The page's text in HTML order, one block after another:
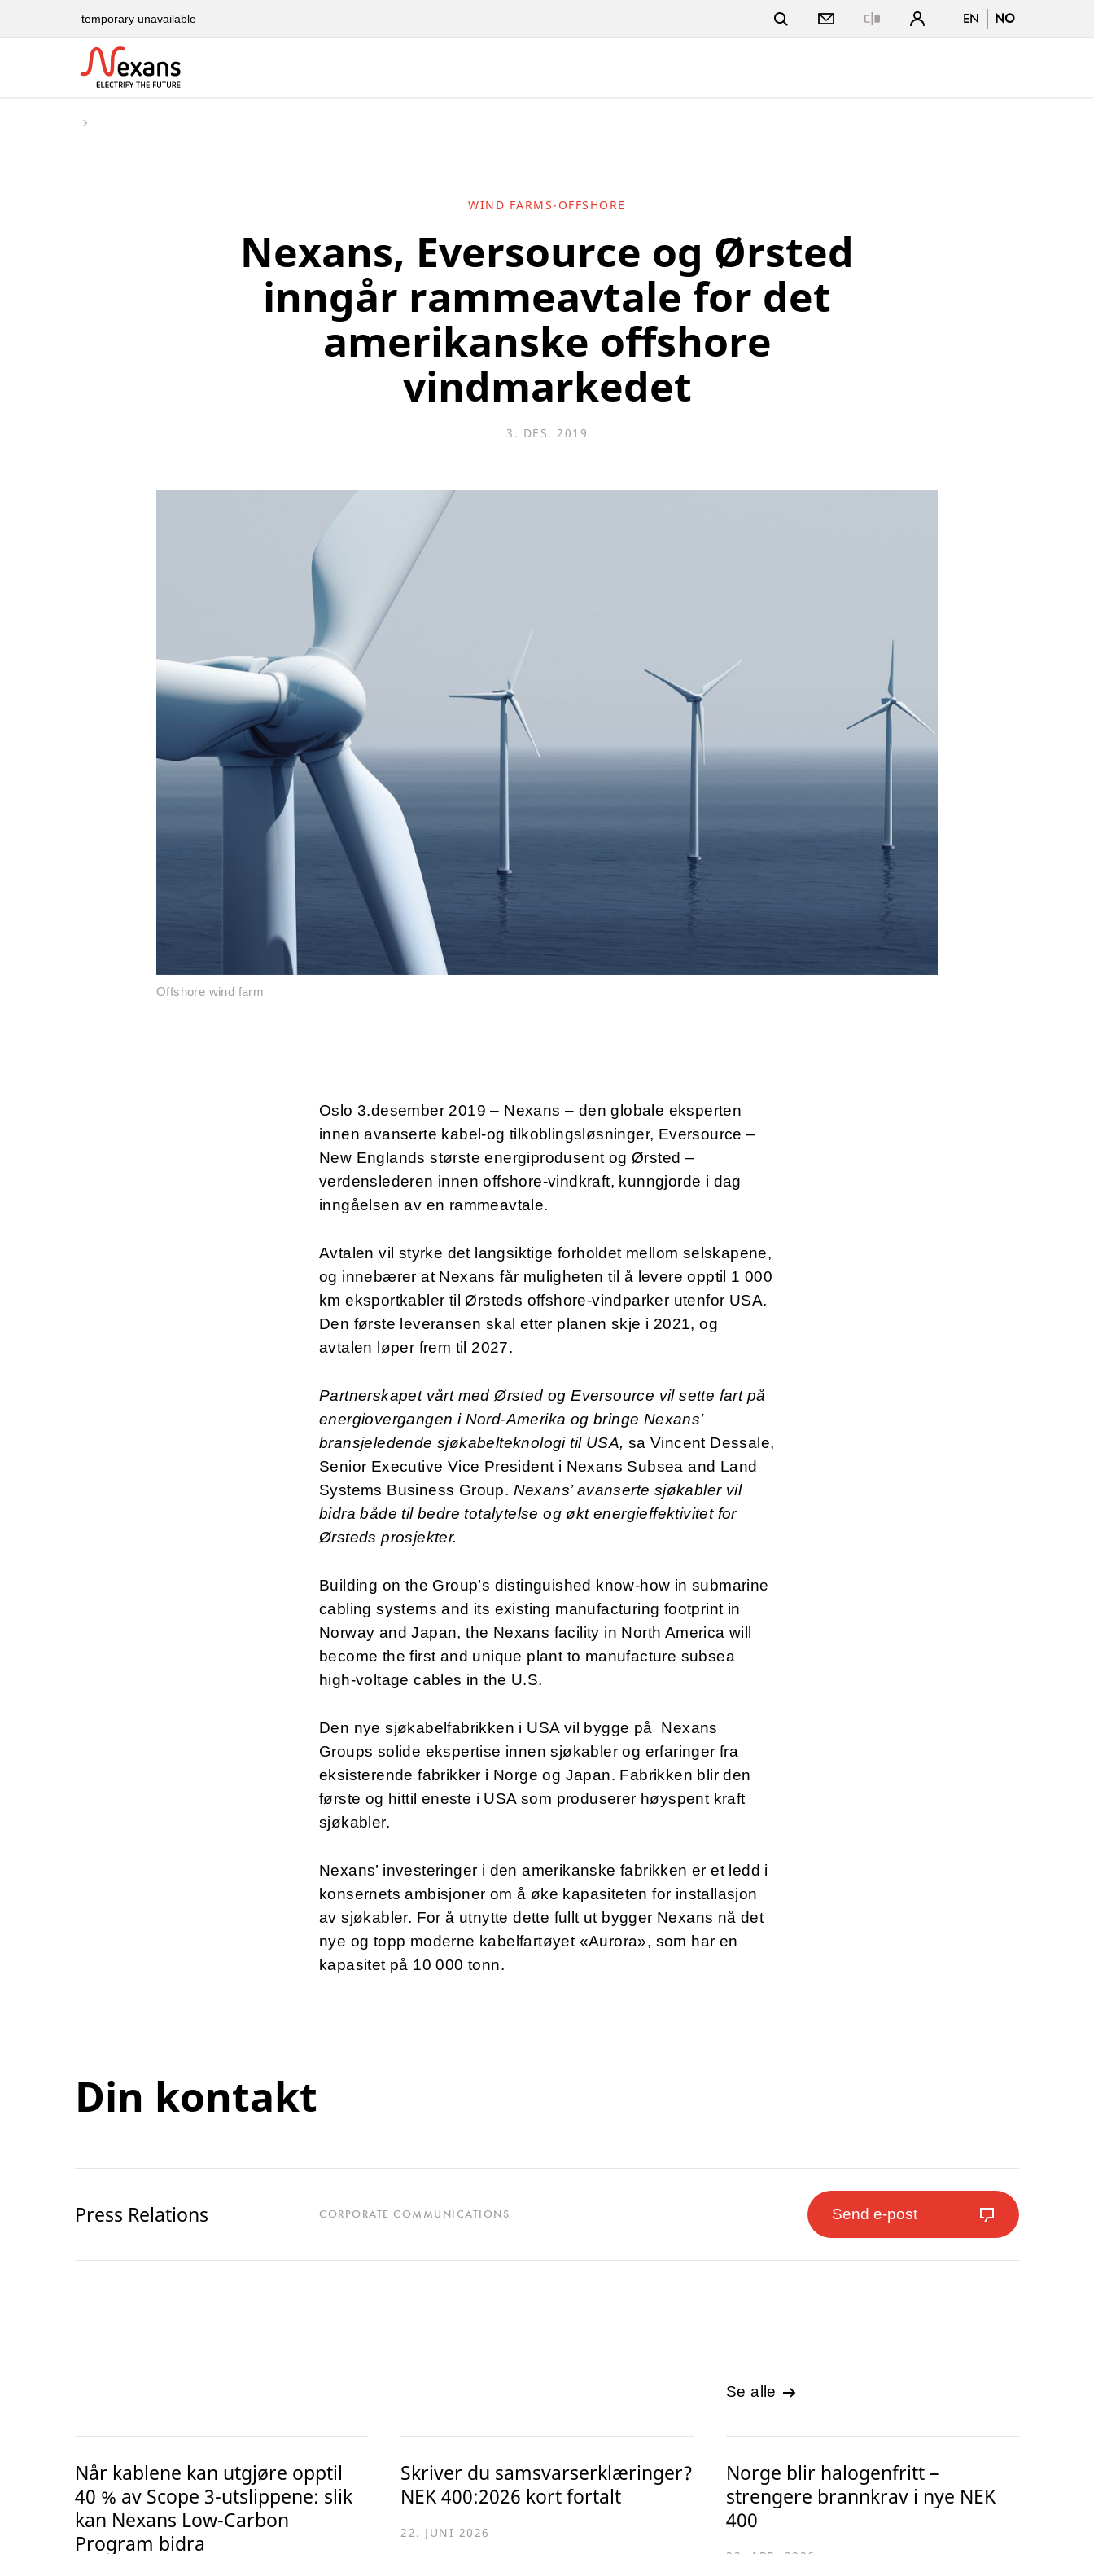
temporary unavailable EN NO
WIND FARMS-OFFSHORE
Nexans, Eversource og Ørsted
inngår rammeavtale for det
amerikanske offshore
vindmarkedet
3. DES. 2019
Offshore wind farm
Oslo 3.desember 2019 – Nexans – den globale eksperten
innen avanserte kabel-og tilkoblingsløsninger, Eversource –
New Englands største energiprodusent og Ørsted –
verdenslederen innen offshore-vindkraft, kunngjorde i dag
inngåelsen av en rammeavtale.
Avtalen vil styrke det langsiktige forholdet mellom selskapene,
og innebærer at Nexans får muligheten til å levere opptil 1 000
km eksportkabler til Ørsteds offshore-vindparker utenfor USA.
Den første leveransen skal etter planen skje i 2021, og
avtalen løper frem til 2027.
Partnerskapet vårt med Ørsted og Eversource vil sette fart på
energiovergangen i Nord-Amerika og bringe Nexans’
bransjeledende sjøkabelteknologi til USA, sa Vincent Dessale,
Senior Executive Vice President i Nexans Subsea and Land
Systems Business Group. Nexans’ avanserte sjøkabler vil
bidra både til bedre totalytelse og økt energieffektivitet for
Ørsteds prosjekter.
Building on the Group’s distinguished know-how in submarine
cabling systems and its existing manufacturing footprint in
Norway and Japan, the Nexans facility in North America will
become the first and unique plant to manufacture subsea
high-voltage cables in the U.S.
Den nye sjøkabelfabrikken i USA vil bygge på Nexans
Groups solide ekspertise innen sjøkabler og erfaringer fra
eksisterende fabrikker i Norge og Japan. Fabrikken blir den
første og hittil eneste i USA som produserer høyspent kraft
sjøkabler.
Nexans’ investeringer i den amerikanske fabrikken er et ledd i
konsernets ambisjoner om å øke kapasiteten for installasjon
av sjøkabler. For å utnytte dette fullt ut bygger Nexans nå det
nye og topp moderne kabelfartøyet «Aurora», som har en
kapasitet på 10 000 tonn.
Din kontakt
Press Relations CORPORATE COMMUNICATIONS Send e-post
Se alle
Når kablene kan utgjøre opptil
40 % av Scope 3-utslippene: slik
kan Nexans Low-Carbon
Program bidra
Skriver du samsvarserklæringer?
NEK 400:2026 kort fortalt
22. JUNI 2026
Norge blir halogenfritt –
strengere brannkrav i nye NEK
400